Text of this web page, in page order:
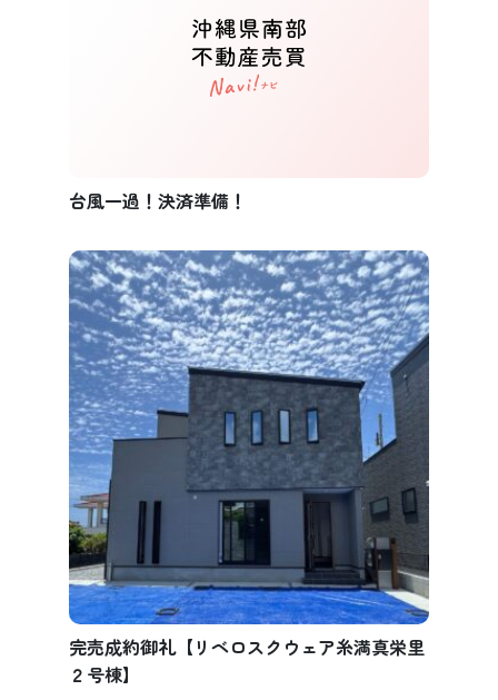
台風一過！決済準備！
完売成約御礼【リベロスクウェア糸満真栄里
２号棟】